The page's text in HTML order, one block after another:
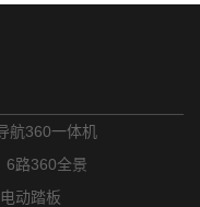
航360一体机
6路360全景
电动踏板